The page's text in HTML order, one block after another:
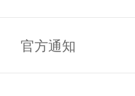
官方通知